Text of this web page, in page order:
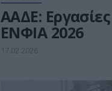
ΑΑΔΕ:
ΕΝΦΙΑ 2026
17.02.2026